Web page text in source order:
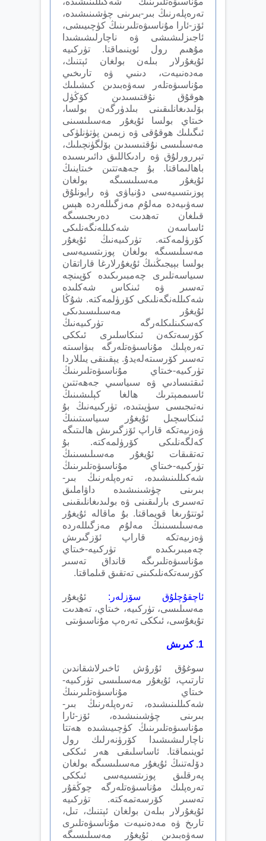
تەرەپلەرنىڭ بىر-بىرىنى چۈشىنىشىدە،
ئۆز-ئارا مۇناسىۋەتلىرىنىڭ كۈچىيىشى،
ئاجىزلىشىشى ۋە ناچارلىشىشىدا
مۇھىم رول ئوينىماقتا. تۈركىيە
ئۇيغۇرلار بىلەن بولغان ئېتنىك،
مەدەنىيەت، دىنىي ۋە تارىخىي
مۇناسىۋەتلەر سەۋەبىدىن كىشىلىك
ھوقۇق نۇقتىسىدىن كۆڭۈل
بۆلىدىغانلىقىنى بىلدۈرگەن بولسا،
خىتاي بولسا ئۇيغۇر مەسىلىسىنى
ئىگىلىك ھوقۇقى ۋە زېمىن پۈتۈنلۈكى
مەسىلىسى نۇقتىسىدىن بۆلگۈنچىلىك،
تېررورلۇق ۋە رادىكاللىق دائىرىسىدە
باھالىماقتا. بۇ جەھەتتىن خىتاينىڭ
ئۇيغۇر مەسىلىسىگە بولغان
پوزىتسىيەسى دۇنياۋى ۋە رايونلۇق
سەۋىيەدە مەلۇم مەزگىللەردە ھېس
قىلغان تەھدىت دەرىجىسىگە
ئاساسەن شەكىللەنگەنلىكى
كۆرۈلمەكتە. تۈركىيەنىڭ ئۇيغۇر
مەسىلىسىگە بولغان پوزىتسىيەسى
بولسا بېيجىڭنىڭ ئۇيغۇرلارغا قاراتقان
سىياسەتلىرى چەمبىرىكىدە كۆپىنچە
تەسىر ۋە ئىنكاس شەكلىدە
شەكىللەنگەنلىكى كۆرۈلمەكتە. شۇڭا
ئۇيغۇر مەسىلىسىدىكى
كەسكىنلىكلەرگە تۈركىيەنىڭ
كۆرسەتكەن ئىنكاسلىرى ئىككى
تەرەپلىك مۇناسىۋەتلەرگە بىۋاسىتە
تەسىر كۆرسىتەلەيدۇ. يېقىنقى يىللاردا
تۈركىيە-خىتاي مۇناسىۋەتلىرىنىڭ
ئىقتىسادىي ۋە سىياسىي جەھەتتىن
ئاسىممېترىك ھالغا كېلىشىنىڭ
نەتىجىسى سۈپىتىدە، تۈركىيەنىڭ بۇ
ئىنكاسچىل ئۇيغۇر سىياسىتىنىڭ
ۋەزىيەتكە قاراپ ئۆزگىرىش ھالىتىگە
كەلگەنلىكى كۆرۈلمەكتە. بۇ
تەتقىقات ئۇيغۇر مەسىلىسىنىڭ
تۈركىيە-خىتاي مۇناسىۋەتلىرىنىڭ
شەكىللىنىشىدە، تەرەپلەرنىڭ بىر-
بىرىنى چۈشىنىشىدە داۋاملىق
تەسىرى بارلىقىنى ۋە بولىدىغانلىقىنى
ئوتتۇرىغا قويماقتا. بۇ ماقالە ئۇيغۇر
مەسىلىسىنىڭ مەلۇم مەزگىللەردە
ۋەزىيەتكە قاراپ ئۆزگىرىش
چەمبىرىكىدە تۈركىيە-خىتاي
مۇناسىۋەتلىرىگە قانداق تەسىر
كۆرسەتكەنلىكىنى تەتقىق قىلماقتا.
ئاچقۇچلۇق سۆزلەر: ئۇيغۇر
مەسىلىسى، تۈركىيە، خىتاي، تەھدىت
تۇيغۇسى، ئىككى تەرەپ مۇناسىۋىتى
1
.كىرىش
سوغۇق ئۇرۇش ئاخىرلاشقاندىن
تارتىپ، ئۇيغۇر مەسىلىسى تۈركىيە-
خىتاي مۇناسىۋەتلىرىنىڭ
شەكىللىنىشىدە، تەرەپلەرنىڭ بىر-
بىرىنى چۈشىنىشىدە، ئۆز-ئارا
مۇناسىۋەتلىرىنىڭ كۈچىيىشىدە ھەتتا
ناچارلىشىشىدا كۆرۈنەرلىك رول
ئوينىماقتا. ئاساسلىقى ھەر ئىككى
دۆلەتنىڭ ئۇيغۇر مەسىلىسىگە بولغان
پەرقلىق پوزىتسىيەسى ئىككى
تەرەپلىك مۇناسىۋەتلەرگە چوڭقۇر
تەسىر كۆرسەتمەكتە. تۈركىيە
ئۇيغۇرلار بىلەن بولغان ئېتنىك، تىل،
تارىخ ۋە مەدەنىيەت مۇناسىۋەتلىرى
سەۋەبىدىن ئۇيغۇر مەسىلىسىگە